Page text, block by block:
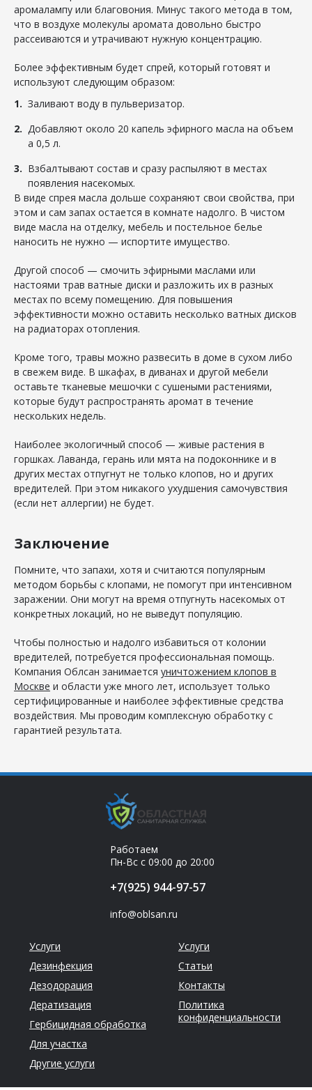
аромалампу или благовония. Минус такого метода в том,
что в воздухе молекулы аромата довольно быстро
рассеиваются и утрачивают нужную концентрацию.
Более эффективным будет спрей, который готовят и
используют следующим образом:
Заливают воду в пульверизатор.
Добавляют около 20 капель эфирного масла на объем
а 0,5 л.
Взбалтывают состав и сразу распыляют в местах
появления насекомых.
В виде спрея масла дольше сохраняют свои свойства, при
этом и сам запах остается в комнате надолго. В чистом
виде масла на отделку, мебель и постельное белье
наносить не нужно — испортите имущество.
Другой способ — смочить эфирными маслами или
настоями трав ватные диски и разложить их в разных
местах по всему помещению. Для повышения
эффективности можно оставить несколько ватных дисков
на радиаторах отопления.
Кроме того, травы можно развесить в доме в сухом либо
в свежем виде. В шкафах, в диванах и другой мебели
оставьте тканевые мешочки с сушеными растениями,
которые будут распространять аромат в течение
нескольких недель.
Наиболее экологичный способ — живые растения в
горшках. Лаванда, герань или мята на подоконнике и в
других местах отпугнут не только клопов, но и других
вредителей. При этом никакого ухудшения самочувствия
(если нет аллергии) не будет.
Заключение
Помните, что запахи, хотя и считаются популярным
методом борьбы с клопами, не помогут при интенсивном
заражении. Они могут на время отпугнуть насекомых от
конкретных локаций, но не выведут популяцию.
Чтобы полностью и надолго избавиться от колонии
вредителей, потребуется профессиональная помощь.
Компания Облсан занимается уничтожением клопов в
Москве и области уже много лет, использует только
сертифицированные и наиболее эффективные средства
воздействия. Мы проводим комплексную обработку с
гарантией результата.
Работаем
Пн-Вс с 09:00 до 20:00
+7(925) 944-97-57
info@oblsan.ru
Услуги
Дезинфекция
Дезодорация
Дератизация
Гербицидная обработка
Для участка
Другие услуги
Услуги
Статьи
Контакты
Политика
конфиденциальности